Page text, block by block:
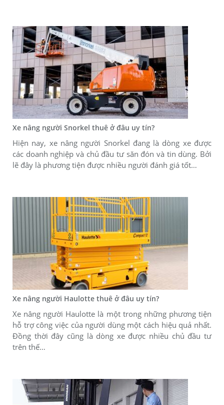
Xe nâng người Snorkel thuê ở đâu uy tín?
Hiện nay, xe nâng người Snorkel đang là dòng xe được
các doanh nghiệp và chủ đầu tư săn đón và tin dùng. Bởi
lẽ đây là phương tiện được nhiều người đánh giá tốt…
Xe nâng người Haulotte thuê ở đâu uy tín?
Xe nâng người Haulotte là một trong những phương tiện
hỗ trợ công việc của người dùng một cách hiệu quả nhất.
Đồng thời đây cũng là dòng xe được nhiều chủ đầu tư
trên thế…